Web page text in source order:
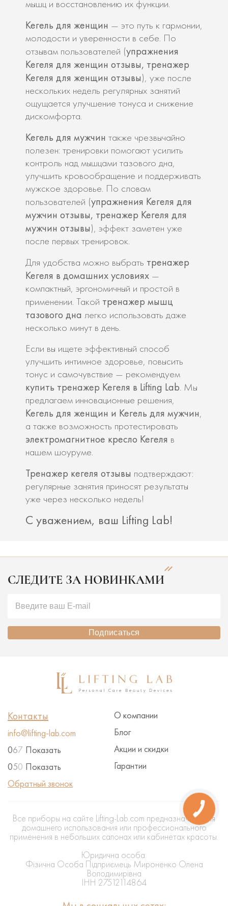
мышц и восстановлению их функции.
Кегель для женщин — это путь к гармонии,
молодости и уверенности в себе. По
отзывам пользователей (упражнения
Кегеля для женщин отзывы, тренажер
Кегеля для женщин отзывы), уже после
нескольких недель регулярных занятий
ощущается улучшение тонуса и снижение
дискомфорта.
Кегель для мужчин также чрезвычайно
полезен: тренировки помогают усилить
контроль над мышцами тазового дна,
улучшить кровообращение и поддерживать
мужское здоровье. По словам
пользователей (упражнения Кегеля для
мужчин отзывы, тренажер Кегеля для
мужчин отзывы), эффект заметен уже
после первых тренировок.
Для удобства можно выбрать тренажер
Кегеля в домашних условиях —
компактный, эргономичный и простой в
применении. Такой тренажер мышц
тазового дна легко использовать даже
несколько минут в день.
Если вы ищете эффективный способ
улучшить интимное здоровье, повысить
тонус и самочувствие — рекомендуем
купить тренажер Кегеля в Lifting Lab. Мы
предлагаем инновационные решения,
Кегель для женщин и Кегель для мужчин,
а также возможность протестировать
электромагнитное кресло Кегеля в
нашем шоуруме.
Тренажер кегеля отзывы подтверждают:
регулярные занятия приносят результаты
уже через несколько недель!
С уважением, ваш Lifting Lab!
СЛЕДИТЕ ЗА НОВИНКАМИ
Подписаться
О компании
Блог
Акции и скидки
Гарантии
Контакты
info@lifting-lab.com
067 Показать
050 Показать
Обратный звонок
Все приборы на сайте Lifting-Lab.com предназначены для
домашнего использования или профессионального
применения в небольших салонах или кабинетах красоты.
Юридична особа:
Фізична Особа Підприємець Мироненко Олена
Володимирівна
ІНН 27512114864
КНОПКА
ЗВ'ЯЗКУ